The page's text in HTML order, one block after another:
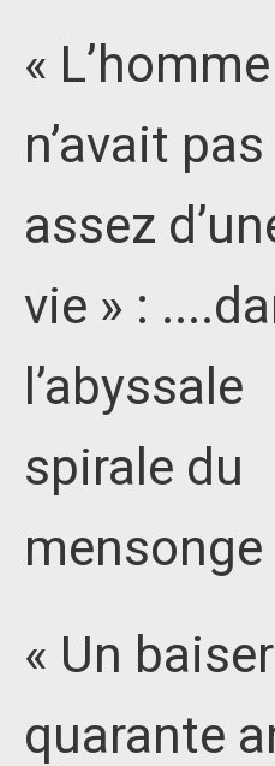
«
n’avait pas
assez
vie » :
l’abyssale
spirale du
mensonge
« Un
quarante